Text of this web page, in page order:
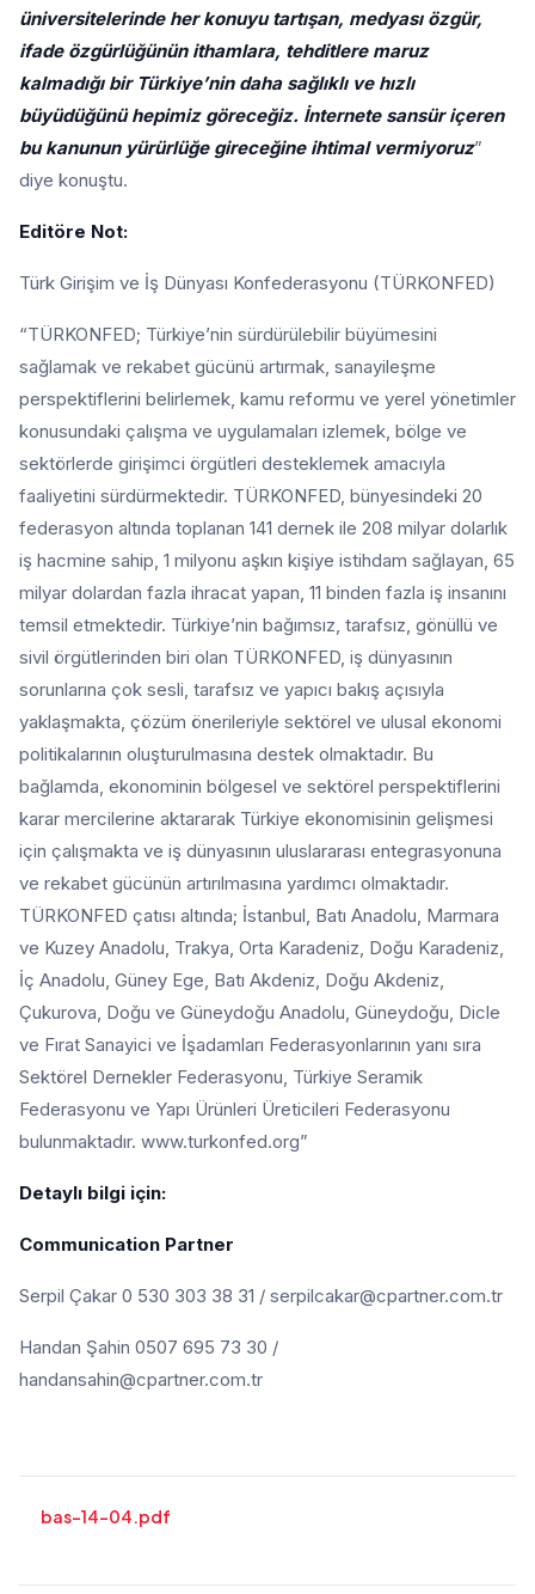
üniversitelerinde her konuyu tartışan, medyası özgür,
ifade özgürlüğünün ithamlara, tehditlere maruz
kalmadığı bir Türkiye’nin daha sağlıklı ve hızlı
büyüdüğünü hepimiz göreceğiz. İnternete sansür içeren
bu kanunun yürürlüğe gireceğine ihtimal vermiyoruz”
diye konuştu.
Editöre Not:
Türk Girişim ve İş Dünyası Konfederasyonu (TÜRKONFED)
“TÜRKONFED; Türkiye’nin sürdürülebilir büyümesini
sağlamak ve rekabet gücünü artırmak, sanayileşme
perspektiflerini belirlemek, kamu reformu ve yerel yönetimler
konusundaki çalışma ve uygulamaları izlemek, bölge ve
sektörlerde girişimci örgütleri desteklemek amacıyla
faaliyetini sürdürmektedir. TÜRKONFED, bünyesindeki 20
federasyon altında toplanan 141 dernek ile 208 milyar dolarlık
iş hacmine sahip, 1 milyonu aşkın kişiye istihdam sağlayan, 65
milyar dolardan fazla ihracat yapan, 11 binden fazla iş insanını
temsil etmektedir. Türkiye’nin bağımsız, tarafsız, gönüllü ve
sivil örgütlerinden biri olan TÜRKONFED, iş dünyasının
sorunlarına çok sesli, tarafsız ve yapıcı bakış açısıyla
yaklaşmakta, çözüm önerileriyle sektörel ve ulusal ekonomi
politikalarının oluşturulmasına destek olmaktadır. Bu
bağlamda, ekonominin bölgesel ve sektörel perspektiflerini
karar mercilerine aktararak Türkiye ekonomisinin gelişmesi
için çalışmakta ve iş dünyasının uluslararası entegrasyonuna
ve rekabet gücünün artırılmasına yardımcı olmaktadır.
TÜRKONFED çatısı altında; İstanbul, Batı Anadolu, Marmara
ve Kuzey Anadolu, Trakya, Orta Karadeniz, Doğu Karadeniz,
İç Anadolu, Güney Ege, Batı Akdeniz, Doğu Akdeniz,
Çukurova, Doğu ve Güneydoğu Anadolu, Güneydoğu, Dicle
ve Fırat Sanayici ve İşadamları Federasyonlarının yanı sıra
Sektörel Dernekler Federasyonu, Türkiye Seramik
Federasyonu ve Yapı Ürünleri Üreticileri Federasyonu
bulunmaktadır. www.turkonfed.org”
Detaylı bilgi için:
Communication Partner
Serpil Çakar 0 530 303 38 31 / serpilcakar@cpartner.com.tr
Handan Şahin 0507 695 73 30 /
handansahin@cpartner.com.tr
bas-14-04.pdf